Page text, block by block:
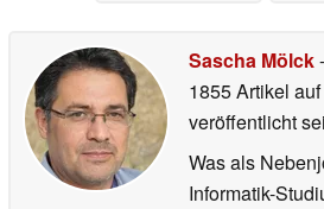
Sascha Mölck
1855 Artikel
veröffentlicht
Was als
Informatik-